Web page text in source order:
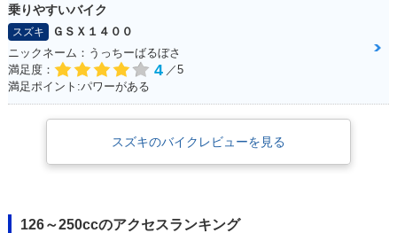
乗りやすいバイク
スズキ
ＧＳＸ１４００
ニックネーム：うっちーばるぼさ
満足度：
4 ／5
満足ポイント:パワーがある
スズキのバイクレビューを見る
126～250ccのアクセスランキング